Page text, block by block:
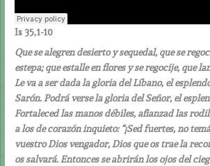
Is 35,1-10
Que se alegren desierto y sequedal, que se
estepa; que estalle en flores y se regocije, que
Le va a ser dada la gloria del Líbano, el
Sarón. Podrá verse la gloria del Señor, el
Fortaleced las manos débiles, afianzad las
a los de corazón inquieto: “¡Sed fuertes, no
vuestro Dios vengador, Dios que os trae la
os salvará. Entonces se abrirán los ojos del